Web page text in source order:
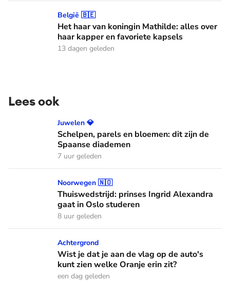
Het haar van koningin Mathilde: alles over haar kapper en
België 🇧🇪
Het haar van koningin Mathilde: alles over
haar kapper en favoriete kapsels
13 dagen geleden
Lees ook
Schelpen, parels en bloemen: dit zijn de Spaanse diademen
Juwelen 💎
Schelpen, parels en bloemen: dit zijn de
Spaanse diademen
7 uur geleden
Thuiswedstrijd: prinses Ingrid Alexandra gaat in Oslo
Noorwegen 🇳🇴
Thuiswedstrijd: prinses Ingrid Alexandra
gaat in Oslo studeren
8 uur geleden
Wist je dat je aan de vlag op de auto's kunt zien welke
Achtergrond
Wist je dat je aan de vlag op de auto's
kunt zien welke Oranje erin zit?
een dag geleden